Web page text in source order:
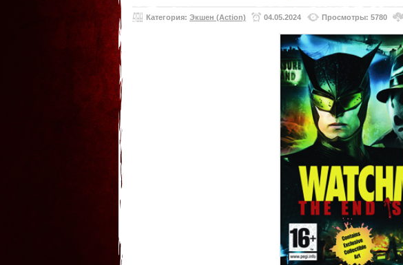
Категория: Экшен (Action) 04.05.2024 Просмотры: 5780